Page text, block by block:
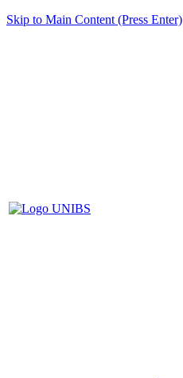
Skip to Main Content (Press Enter)